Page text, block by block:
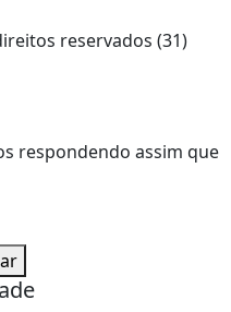
reservados (31)
respondendo assim que